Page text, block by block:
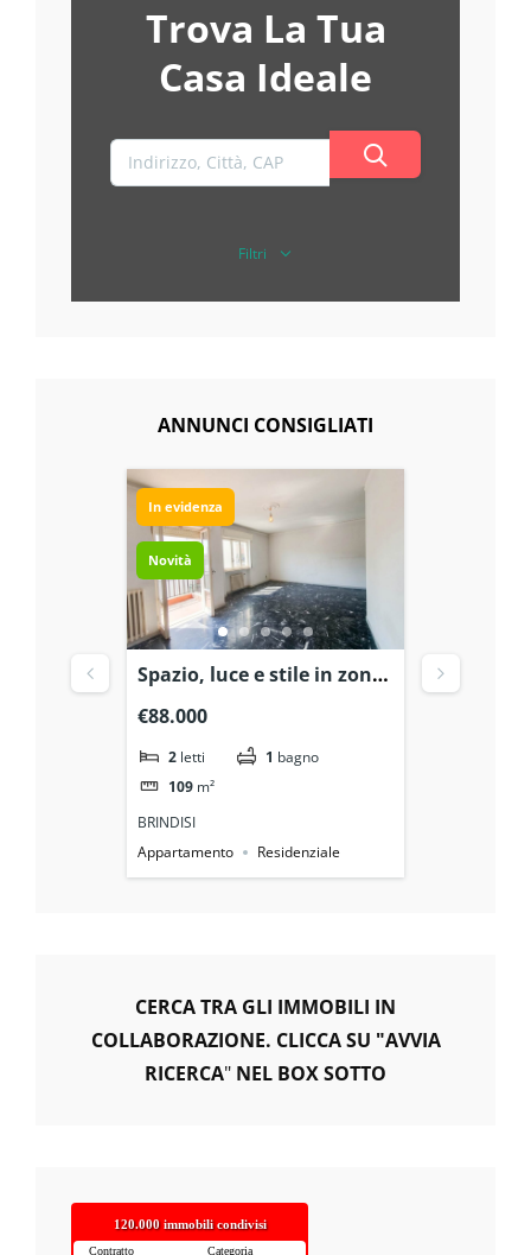
Trova La Tua
Casa Ideale
Filtri
ANNUNCI CONSIGLIATI
In evidenza
Novità
Spazio, luce e stile in zona
Commenda a Brindisi
€88.000
2 letti 1 bagno
109 m²
BRINDISI
Appartamento
Residenziale
Brindisi
CERCA TRA GLI IMMOBILI IN
COLLABORAZIONE. CLICCA SU "AVVIA
RICERCA" NEL BOX SOTTO